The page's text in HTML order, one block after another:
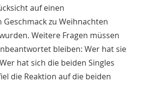
auf einen
zu Weihnachten
Weitere Fragen müssen
bleiben: Wer hat sie
hat sich die beiden Singles
die Reaktion auf die beiden